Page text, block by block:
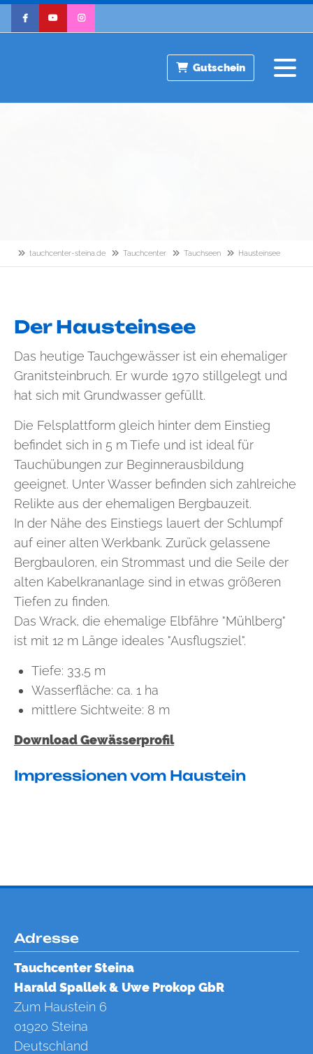
Gutschein
tauchcenter-steina.de Tauchcenter Tauchseen Hausteinsee
Der Hausteinsee
Das heutige Tauchgewässer ist ein ehemaliger
Granitsteinbruch. Er wurde 1970 stillgelegt und
hat sich mit Grundwasser gefüllt.
Die Felsplattform gleich hinter dem Einstieg
befindet sich in 5 m Tiefe und ist ideal für
Tauchübungen zur Beginnerausbildung
geeignet. Unter Wasser befinden sich zahlreiche
Relikte aus der ehemaligen Bergbauzeit.
In der Nähe des Einstiegs lauert der Schlumpf
auf einer alten Werkbank. Zurück gelassene
Bergbauloren, ein Strommast und die Seile der
alten Kabelkrananlage sind in etwas größeren
Tiefen zu finden.
Das Wrack, die ehemalige Elbfähre "Mühlberg"
ist mit 12 m Länge ideales "Ausflugsziel".
Tiefe: 33,5 m
Wasserfläche: ca. 1 ha
mittlere Sichtweite: 8 m
Download Gewässerprofil
Impressionen vom Haustein
Adresse
Tauchcenter Steina
Harald Spallek & Uwe Prokop GbR
Zum Haustein 6
01920 Steina
Deutschland